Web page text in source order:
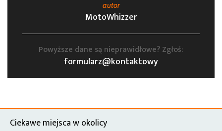
autor
MotoWhizzer
Powyższe dane są nieprawidłowe? Zgłoś:
formularz@kontaktowy
Ciekawe miejsca w okolicy